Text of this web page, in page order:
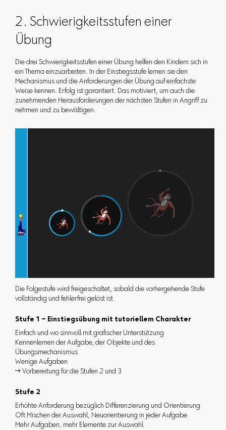
2. Schwierigkeitsstufen einer
Übung
Die drei Schwierigkeitsstufen einer Übung helfen den Kindern sich in
ein Thema einzuarbeiten. In der Einstiegsstufe lernen sie den
Mechanismus und die Anforderungen der Übung auf einfachste
Weise kennen. Erfolg ist garantiert. Das motiviert, um auch die
zunehmenden Herausforderungen der nächsten Stufen in Angriff zu
nehmen und zu bewältigen.
Die Folgestufe wird freigeschaltet, sobald die vorhergehende Stufe
vollständig und fehlerfrei gelöst ist.
Stufe 1 – Einstiegsübung mit tutoriellem Charakter
Einfach und wo sinnvoll mit grafischer Unterstützung
Kennenlernen der Aufgabe, der Objekte und des
Übungsmechanismus
Wenige Aufgaben
 Vorbereitung für die Stufen 2 und 3
Stufe 2
Erhöhte Anforderung bezüglich Differenzierung und Orientierung
Oft Mischen der Auswahl, Neuorientierung in jeder Aufgabe
Mehr Aufgaben, mehr Elemente zur Auswahl